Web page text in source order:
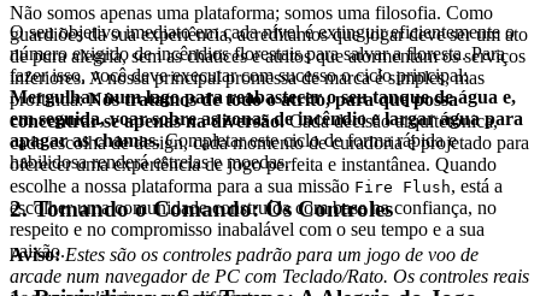
O seu objetivo imediato em cada nível é extinguir eficientemente o
número exigido de incêndios florestais para salvar a floresta. Para
fazer isso, você deve executar com sucesso o ciclo principal:
Mergulhar num lago para reabastecer o seu tanque de água e,
em seguida, voar sobre as zonas de incêndio e largar água para
apagar as chamas.Completar este ciclo de forma rápida e
habilidosa renderá estrelas e moedas.
2. Tomando o Comando: Os Controles
Aviso: Estes são os controles padrão para um jogo de voo de
arcade num navegador de PC com Teclado/Rato. Os controles reais
Não somos apenas uma plataforma; somos uma filosofia. Como
guardiões da sua experiência, acreditamos que jogar deve ser um ato
de pura alegria, sem as chatices e atritos que atormentam os serviços
inferiores. A nossa principal promessa de marca é simples, mas
profunda:Nós tratamos de todo o atrito, para que possa
concentrar-se apenas na diversão.Cada decisão arquitetónica,
cada escolha de design, cada momento de curadoria é projetado para
oferecer uma experiência de jogo perfeita e instantânea. Quando
escolhe a nossa plataforma para a sua missão Fire Flush, está a
escolher uma comunidade construída com base na confiança, no
respeito e no compromisso inabalável com o seu tempo e a sua
paixão.